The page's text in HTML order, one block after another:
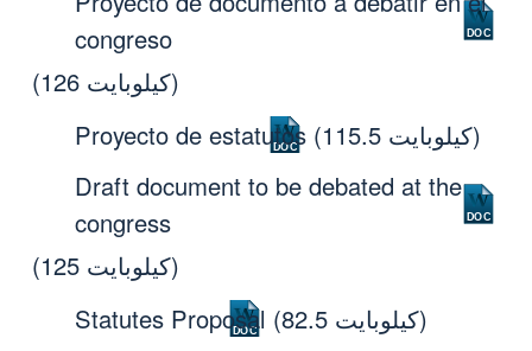
congreso
(126 كيلوبايت)
Proyecto de estatutos
(115.5 كيلوبايت)
Draft document to be debated at the
congress
(125 كيلوبايت)
Statutes Proposal
(82.5 كيلوبايت)